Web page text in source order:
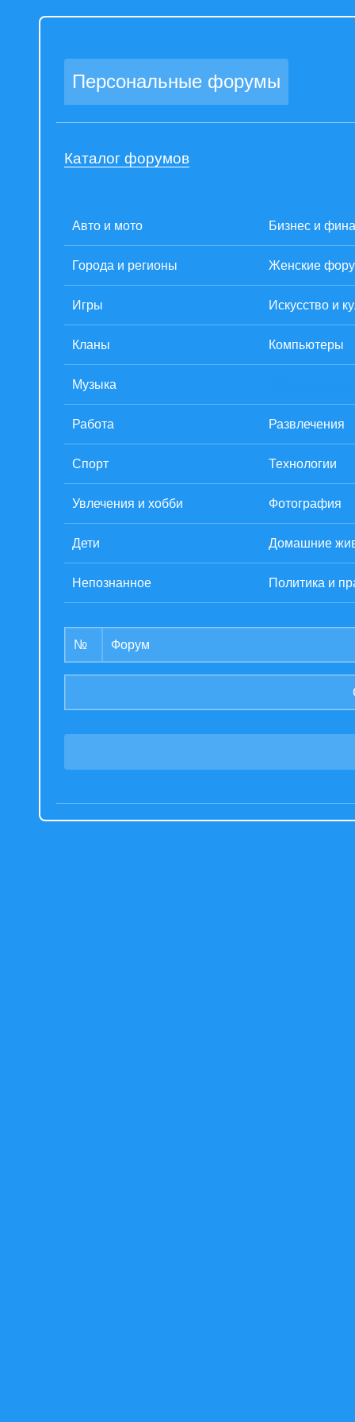
Персональные форумы
Каталог форумов
Авто и мото Бизнес и
Города и регионы Женские
Игры Искусство и
Кланы Компьютеры
Музыка
Работа Развлечения
Спорт Технологии
Увлечения и хобби Фотография
Дети Домашние
Непознанное Политика и
№ Форум